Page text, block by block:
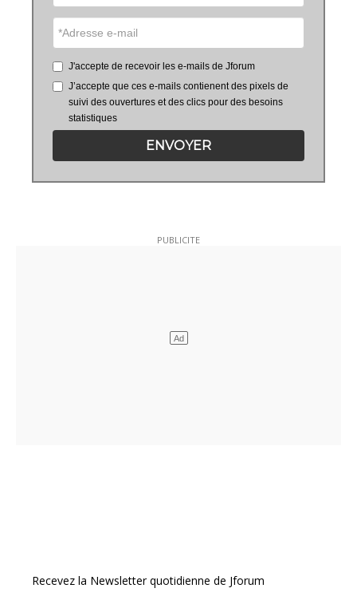
J'accepte de recevoir les e-mails de Jforum
J’accepte que ces e-mails contienent des pixels de
suivi des ouvertures et des clics pour des besoins
statistiques
ENVOYER
Recevez la Newsletter quotidienne de Jforum